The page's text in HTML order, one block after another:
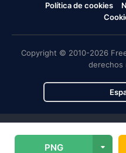
PNG
Política de cookies
Copyright © 2010-2026
derechos